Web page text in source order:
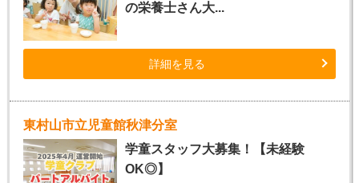
の栄養士さん大...
詳細を見る
東村山市立児童館秋津分室
学童スタッフ大募集！【未経験
OK◎】